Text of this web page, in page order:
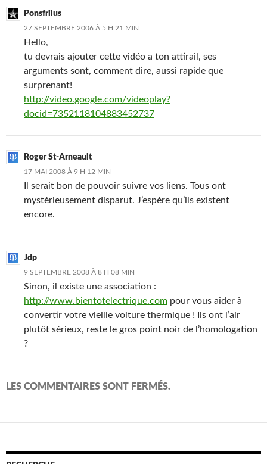
Ponsfrilus
27 SEPTEMBRE 2006 À 5 H 21 MIN
Hello,
tu devrais ajouter cette vidéo a ton attirail, ses
arguments sont, comment dire, aussi rapide que
surprenant!
http://video.google.com/videoplay?
docid=7352118104883452737
Roger St-Arneault
17 MAI 2008 À 9 H 12 MIN
Il serait bon de pouvoir suivre vos liens. Tous ont
mystérieusement disparut. J’espère qu’ils existent
encore.
Jdp
9 SEPTEMBRE 2008 À 8 H 08 MIN
Sinon, il existe une association :
http://www.bientotelectrique.com pour vous aider à
convertir votre vieille voiture thermique ! Ils ont l’air
plutôt sérieux, reste le gros point noir de l’homologation
?
LES COMMENTAIRES SONT FERMÉS.